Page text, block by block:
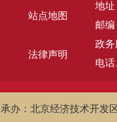
站点地图
法律声明
地址
邮编
政务
电话
承办：北京经济技术开发